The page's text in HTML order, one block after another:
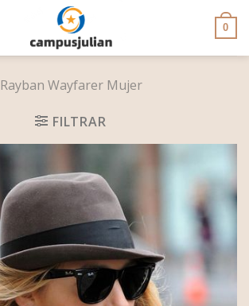
0
Rayban Wayfarer Mujer
FILTRAR